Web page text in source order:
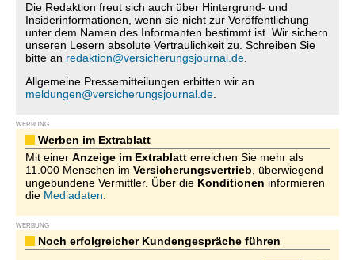
Die Redaktion freut sich auch über Hintergrund- und
Insiderinformationen, wenn sie nicht zur Veröffentlichung
unter dem Namen des Informanten bestimmt ist. Wir sichern
unseren Lesern absolute Vertraulichkeit zu. Schreiben Sie
bitte an redaktion@versicherungsjournal.de
Allgemeine Pressemitteilungen erbitten wir an
meldungen@versicherungsjournal.de
WERBUNG
Werben im Extrablatt
Mit einer Anzeige im Extrablatt erreichen Sie mehr als
11.000 Menschen im Versicherungsvertrieb , überwiegend
ungebundene Vermittler. Über die Konditionen informieren
die Mediadaten
WERBUNG
Noch erfolgreicher Kundengespräche führen